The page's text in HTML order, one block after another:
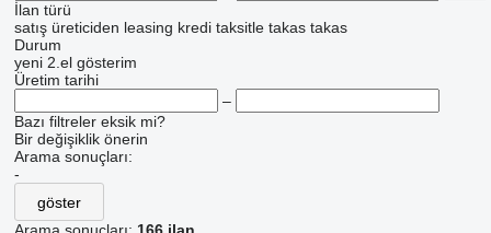
İlan türü
satış üreticiden leasing kredi taksitle takas takas
Durum
yeni 2.el gösterim
Üretim tarihi
–
Bazı filtreler eksik mi?
Bir değişiklik önerin
Arama sonuçları:
-
göster